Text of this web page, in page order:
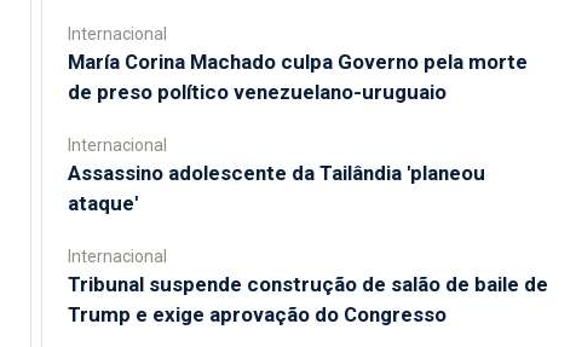
Internacional
María Corina Machado culpa Governo pela morte
de preso político venezuelano-uruguaio
Internacional
Assassino adolescente da Tailândia 'planeou
ataque'
Internacional
Tribunal suspende construção de salão de baile de
Trump e exige aprovação do Congresso